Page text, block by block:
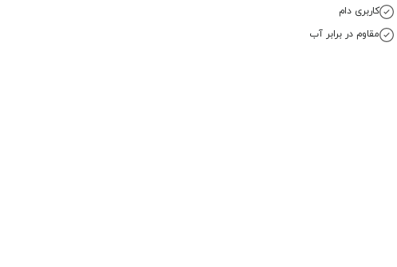
کاربری دام
مقاوم در برابر آب